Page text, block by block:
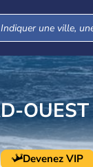
OUEST
Devenez VIP